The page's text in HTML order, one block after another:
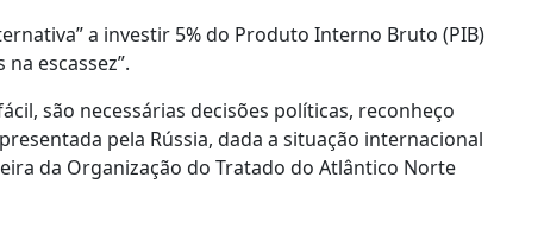
a investir 5% do Produto Interno Bruto (PIB)
escassez”.
são necessárias decisões políticas, reconheço
pela Rússia, dada a situação internacional
da Organização do Tratado do Atlântico Norte